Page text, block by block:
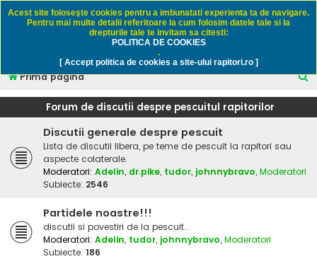
Rapitori.ro - Pescuit sportiv
Prima pagină
C
ă
Forum de discutii despre pescuitul rapitorilor
Discutii generale despre pescuit
Lista de discutii libera, pe teme de pescuit la rapitori sau
aspecte colaterale.
Moderatori: Adelin, dr.pike, tudor, johnnybravo, Moderatori
Subiecte: 2546
Partidele noastre!!!
discutii si povestiri de la pescuit...
Moderatori: Adelin, tudor, johnnybravo, Moderatori
Subiecte: 186
Acest site foloseşte cookies pentru a imbunatati experienta ta de navigare.
Pentru mai multe detalii referitoare la cum folosim datele tale si la
drepturile tale te invitam sa citesti:
POLITICA DE COOKIES
.
[ Accept politica de cookies a site-ului rapitori.ro ]